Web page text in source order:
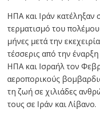
ΗΠΑ και Ιράν κατέληξαν
τερματισμό του
μήνες μετά την
τέσσερις από την
ΗΠΑ και Ισραήλ τον
αεροπορικούς
τη ζωή σε χιλιάδες
τους σε Ιράν και Λίβανο.